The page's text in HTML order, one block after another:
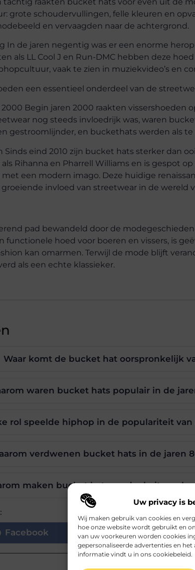
Uw privacy is
Wij maken gebruik van cookies en
hoe onze website wordt gebruikt en
van uw voorkeuren worden cookies
gepersonaliseerde advertenties en
informatie vindt u in ons cookiebeleid.
grote schoudervullingen, felle kleuren en
en vervaagden naar de achtergrond.
In de jaren negentig was er een enorme
als LL Cool J en Run-DMC hebben deze
vaak te zien in muziekvideo’s en
een essentieel onderdeel van de
Begin jaren 2000 raakten vissershoeden
nog steeds invloedrijk was, waren
gestroomlijnder, en buckethats werden als
Sinds eind 2010 zijn bucket hats sterker dan
Rihanna en Pharrell Williams en is gespot
met een modern imago. Deze huidige
invloed van streetwear in de wereld
pad bewandeld door de
functionele hoed voor boeren en vissers, is
kan omarmen. Terwijl de mode blijft
als een echte klassieker.
Waar komt de bucket hat oorspronkelijk
waren bucket hats populair in de
rol speelde hiphop in de populariteit van
verdwenen bucket hats in de jaren
maken bucket hats nu deel uit van
Facebook Pinterest